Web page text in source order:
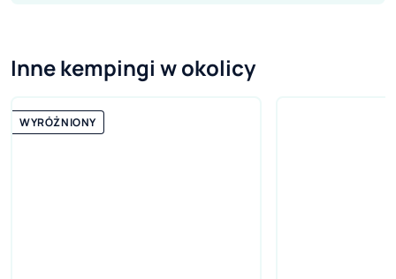
Inne kempingi w okolicy
WYRÓŻNIONY